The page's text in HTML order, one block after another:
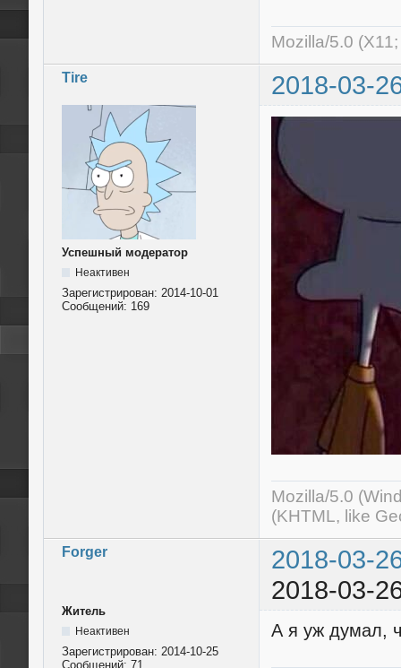
Mozilla/5.0
Tire 2018-03-
Успешный модератор
Неактивен
Зарегистрирован: 2014-10-01
Сообщений: 169
Mozilla/5.0
(KHTML, like
Forger
2018-03-
2018-03-
Житель
Неактивен
Зарегистрирован: 2014-10-25
Сообщений: 71
А я уж думал,